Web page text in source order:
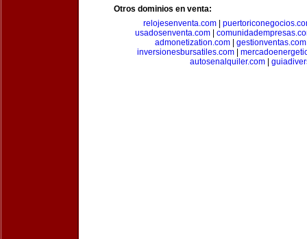
Otros dominios en venta:
relojesenventa.com|
usadosenventa.com|
admonetization.com| gestionventas.com
inversionesbursatiles.com|
autosenalquiler.com|